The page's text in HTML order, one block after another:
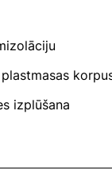
izplūšana